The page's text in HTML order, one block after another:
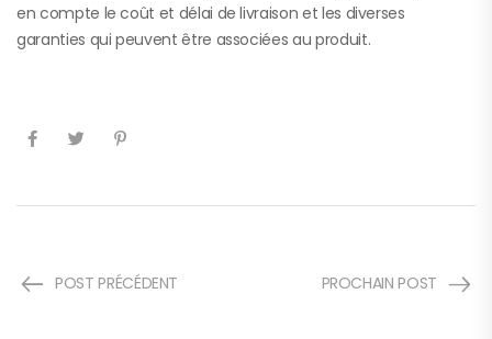
en compte le coût et délai de livraison et les diverses
garanties qui peuvent être associées au produit.
POST PRÉCÉDENT PROCHAIN POST